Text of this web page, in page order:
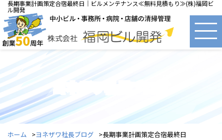
長期事業計画策定合宿最終日｜ビルメンテナンス≪無料見積もり≫(株)福岡ビ
ル開発
ヨネザワ社長ブログ
ホーム ヨネザワ社長ブログ 長期事業計画策定合宿最終日